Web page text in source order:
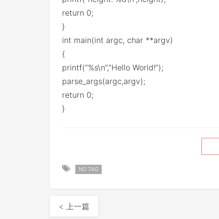
return 0;
}
int main(int argc, char **argv)
{
printf(“%s\n”,”Hello World!”);
parse_args(argc,argv);
return 0;
}
NO TAG
< 上一篇